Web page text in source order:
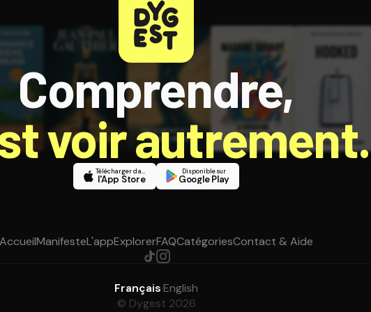
Comprendre,
voir autrement.
Télécharger dans
l'App Store
Disponible sur
Google Play
AccueilManifesteL'appExplorerFAQCatégoriesContact & Aide
Français·English
© Dygest 2026